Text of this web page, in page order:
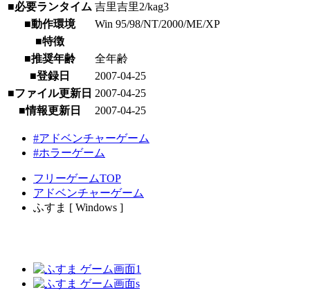
■必要ランタイム 吉里吉里2/kag3
■動作環境
Win 95/98/NT/2000/ME/XP
■特徴
■推奨年齢
全年齢
■登録日
2007-04-25
■ファイル更新日 2007-04-25
■情報更新日
2007-04-25
#アドベンチャーゲーム
#ホラーゲーム
フリーゲームTOP
アドベンチャーゲーム
ふすま [ Windows ]